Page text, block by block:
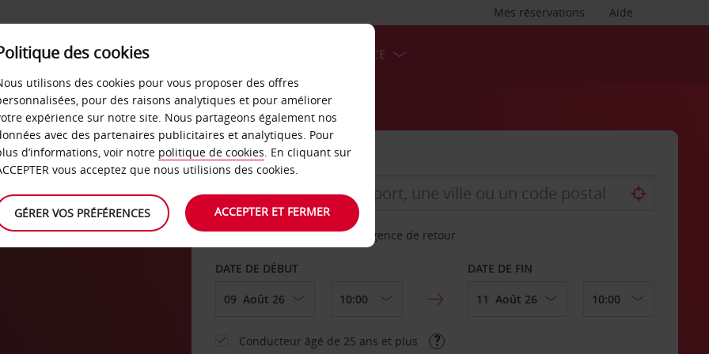
Aide
Mes réservations
SERVICES &
LOCATION
LIBRE-SERVICE
AGENCE DE DÉPART
Sélectionnez une autre agence de retour
DATE DE DÉBUT DATE DE FIN
Conducteur âgé de 25 ans et plus
des cookies
utilisons des cookies pour vous proposer des offres
pour des raisons analytiques et pour améliorer
expérience sur notre site. Nous partageons également nos
avec des partenaires publicitaires et analytiques. Pour
d’informations, voir notre politique de cookies. En cliquant sur
vous acceptez que nous utilisions des cookies.
GÉRER VOS PRÉFÉRENCES ACCEPTER ET FERMER